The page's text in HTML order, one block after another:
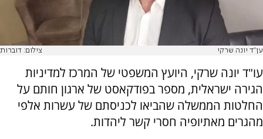
ען"ד יונה שרקי צילום: דוברות
עו"ד יונה שרקי, היועץ המשפטי של המרכז למדיניות
הגירה ישראלית, מספר בפודקאסט של ארגון חותם על
החלטות הממשלה שהביאו לכניסתם של עשרות אלפי
מהגרים מאתיופיה חסרי קשר ליהדות.